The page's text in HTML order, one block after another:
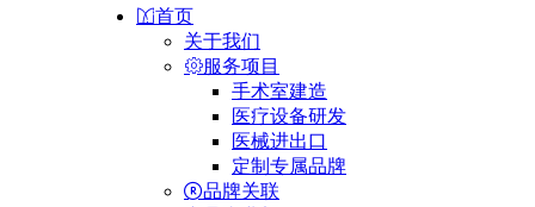
首页
关于我们
服务项目
手术室建造
医疗设备研发
医械进出口
定制专属品牌
品牌关联